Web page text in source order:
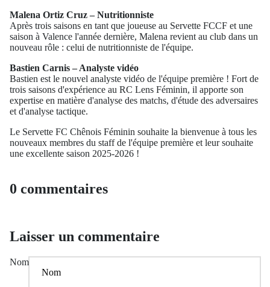
Malena Ortiz Cruz – Nutritionniste
Après trois saisons en tant que joueuse au Servette FCCF et une
saison à Valence l'année dernière, Malena revient au club dans un
nouveau rôle : celui de nutritionniste de l'équipe.
Bastien Carnis – Analyste vidéo
Bastien est le nouvel analyste vidéo de l'équipe première ! Fort de
trois saisons d'expérience au RC Lens Féminin, il apporte son
expertise en matière d'analyse des matchs, d'étude des adversaires
et d'analyse tactique.
Le Servette FC Chênois Féminin souhaite la bienvenue à tous les
nouveaux membres du staff de l'équipe première et leur souhaite
une excellente saison 2025-2026 !
0 commentaires
Laisser un commentaire
Nom